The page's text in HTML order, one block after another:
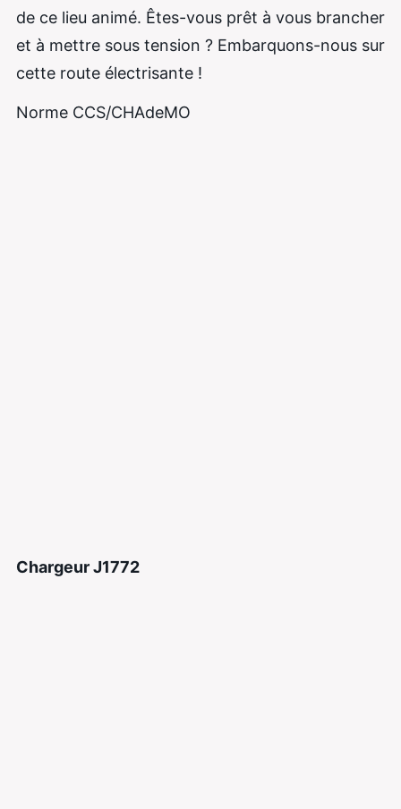
de ce lieu animé. Êtes-vous prêt à vous brancher
et à mettre sous tension ? Embarquons-nous sur
cette route électrisante !
Norme CCS/CHAdeMO
Chargeur J1772